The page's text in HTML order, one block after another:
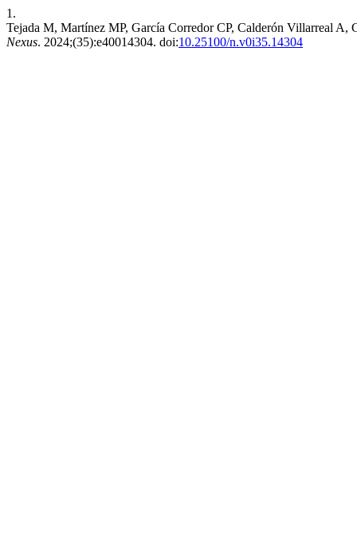
1.
Tejada M, Martínez MP, García Corredor CP, Calderón Villarreal A,
Nexus. 2024;(35):e40014304. doi:10.25100/n.v0i35.14304